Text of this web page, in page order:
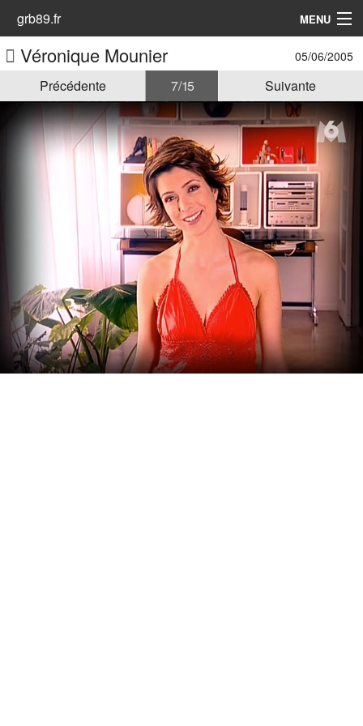
grb89.fr MENU
Accueil
Les Animatrices
Véronique Mounier 05/06/2005
Précédente 7 / 15 Suivante